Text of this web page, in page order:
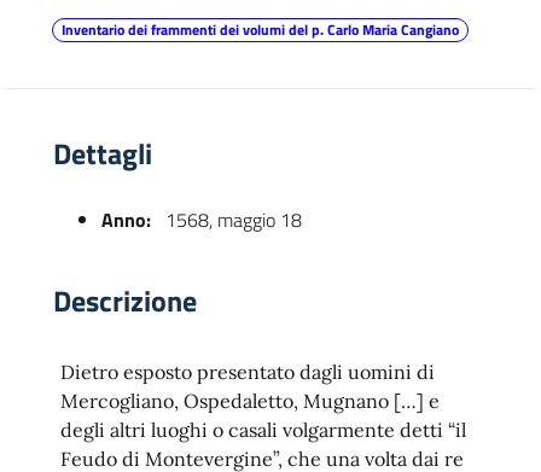
Inventario dei frammenti dei volumi del p. Carlo Maria Cangiano
Dettagli
Anno: 1568, maggio 18
Descrizione
Dietro esposto presentato dagli uomini di
Mercogliano, Ospedaletto, Mugnano […] e
degli altri luoghi o casali volgarmente detti “il
Feudo di Montevergine”, che una volta dai re